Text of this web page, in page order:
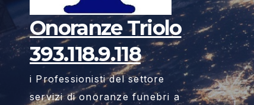
Onoranze Triolo
393.118.9.118
i Professionisti del settore
servizi di onoranze funebri a